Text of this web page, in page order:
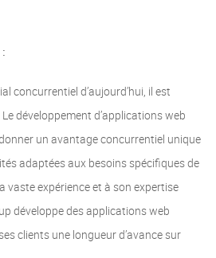
concurrentiel d’aujourd’hui, il est
développement d’applications web
un avantage concurrentiel unique
adaptées aux besoins spécifiques de
vaste expérience et à son expertise
développe des applications web
clients une longueur d’avance sur